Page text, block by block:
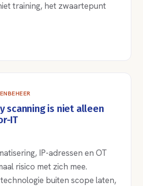
training, het zwaartepunt
scanning is niet alleen
IT
IP-adressen en OT
risico met zich mee.
buiten scope laten,